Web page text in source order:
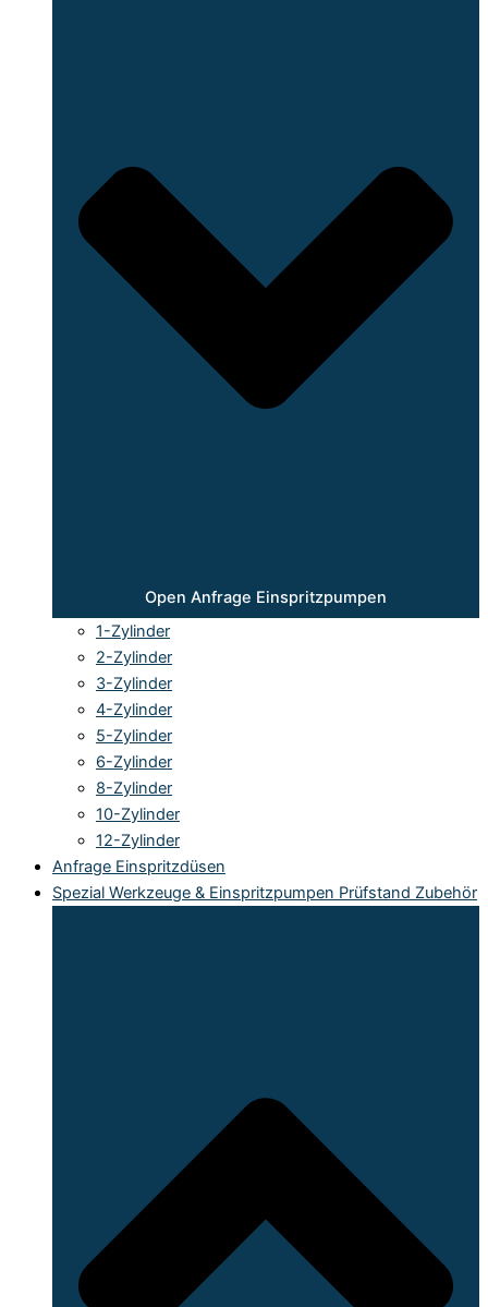
Open Anfrage Einspritzpumpen
1-Zylinder
2-Zylinder
3-Zylinder
4-Zylinder
5-Zylinder
6-Zylinder
8-Zylinder
10-Zylinder
12-Zylinder
Anfrage Einspritzdüsen
Spezial Werkzeuge & Einspritzpumpen Prüfstand Zubehör